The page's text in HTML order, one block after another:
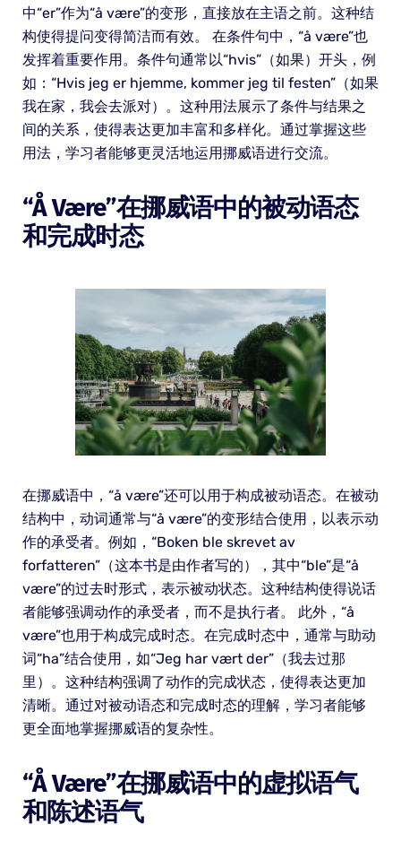
中“er”作为“å være”的变形，直接放在主语之前。这种结
构使得提问变得简洁而有效。 在条件句中，“å være”也
发挥着重要作用。条件句通常以“hvis”（如果）开头，例
如：“Hvis jeg er hjemme, kommer jeg til festen”（如果
我在家，我会去派对）。这种用法展示了条件与结果之
间的关系，使得表达更加丰富和多样化。通过掌握这些
用法，学习者能够更灵活地运用挪威语进行交流。
“å Være”在挪威语中的被动语态
和完成时态
在挪威语中，“å være”还可以用于构成被动语态。在被动
结构中，动词通常与“å være”的变形结合使用，以表示动
作的承受者。例如，“Boken ble skrevet av
forfatteren”（这本书是由作者写的），其中“ble”是“å
være”的过去时形式，表示被动状态。这种结构使得说话
者能够强调动作的承受者，而不是执行者。 此外，“å
være”也用于构成完成时态。在完成时态中，通常与助动
词“ha”结合使用，如“Jeg har vært der”（我去过那
里）。这种结构强调了动作的完成状态，使得表达更加
清晰。通过对被动语态和完成时态的理解，学习者能够
更全面地掌握挪威语的复杂性。
“å Være”在挪威语中的虚拟语气
和陈述语气